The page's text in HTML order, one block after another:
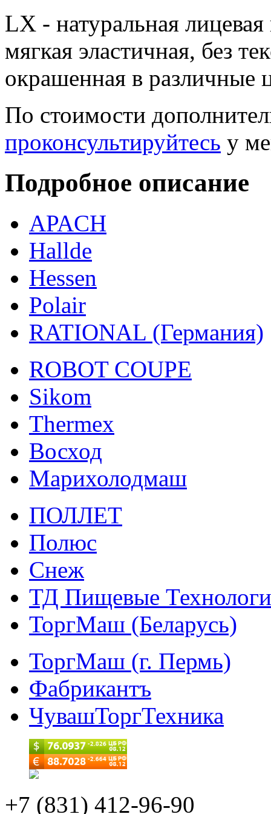
LX - натуральная
мягкая эластичная, без
окрашенная в различные
По стоимости
проконсультируйтесь у
Подробное описание
APACH
Hallde
Hessen
Polair
RATIONAL (Германия)
ROBOT COUPE
Sikom
Thermex
Восход
Марихолодмаш
ПОЛЛЕТ
Полюс
Снеж
ТД Пищевые
ТоргМаш (Беларусь)
ТоргМаш (г. Пермь)
Фабрикантъ
ЧувашТоргТехника
+7 (831) 412-96-90